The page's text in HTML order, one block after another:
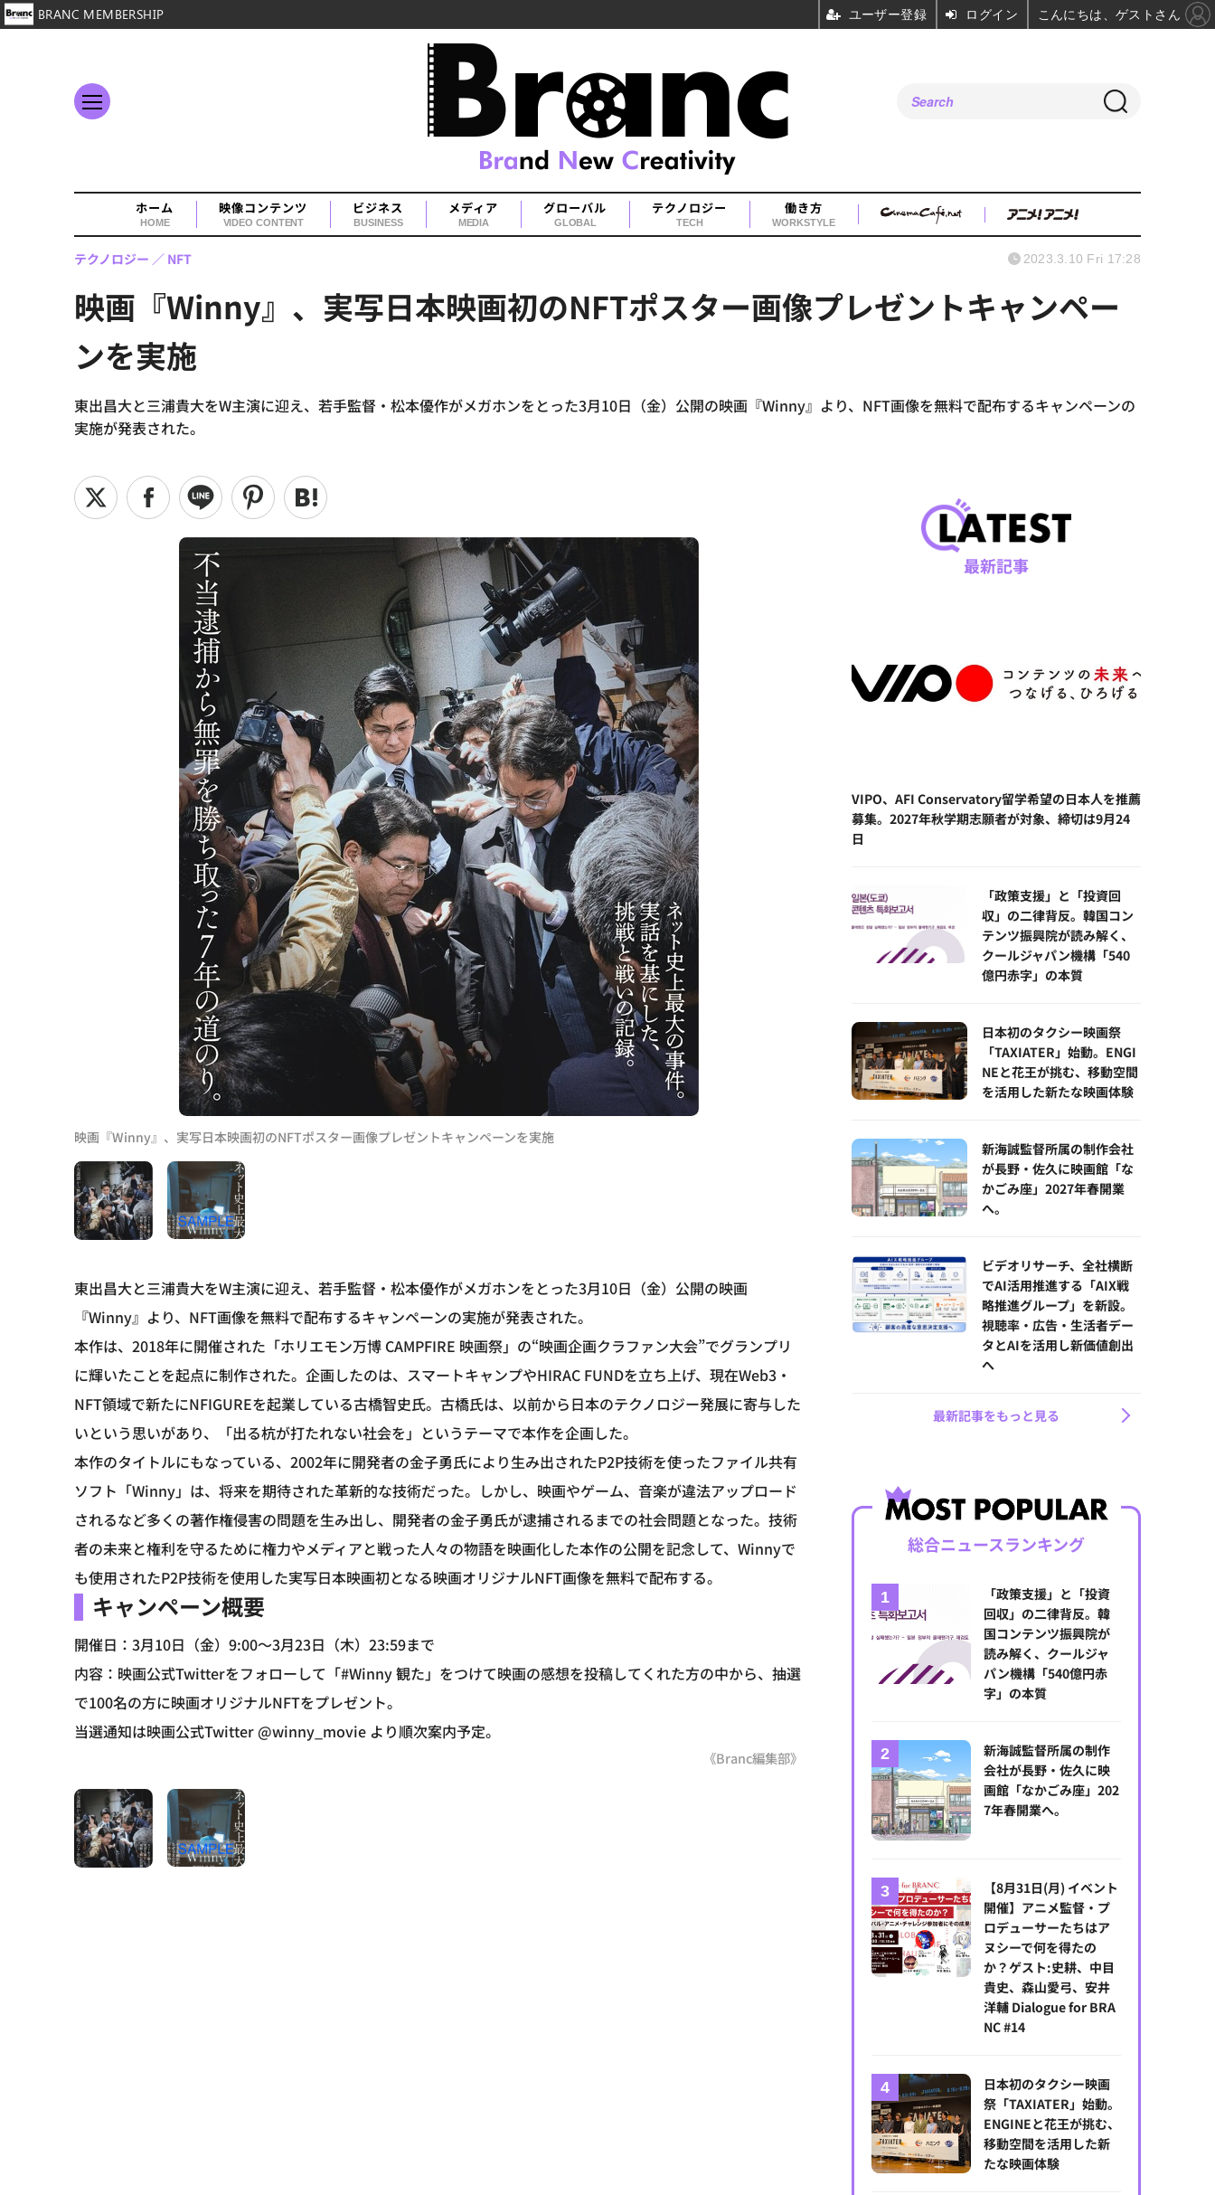
ホーム
HOME
映像コンテンツ
VIDEO CONTENT
ビジネス
BUSINESS
メディア
MEDIA
グローバル
GLOBAL
テクノロジー
TECH
働き方
WORKSTYLE
映画『Winny』、実写日本映画初のNFTポスター画像プレゼントキャンペー
ンを実施
東出昌大と三浦貴大をW主演に迎え、若手監督・松本優作がメガホンをとった3月10日（金）公開の映画『Winny』より、NFT画像を無料で配布するキャンペーンの
実施が発表された。
テクノロジー NFT 2023.3.10 Fri 17:28
映画『Winny』、実写日本映画初のNFTポスター画像プレゼントキャンペーンを実施
東出昌大と三浦貴大をW主演に迎え、若手監督・松本優作がメガホンをとった3月10日（金）公開の映画
『Winny』より、NFT画像を無料で配布するキャンペーンの実施が発表された。
本作は、2018年に開催された「ホリエモン万博 CAMPFIRE 映画祭」の“映画企画クラファン大会”でグランプリ
に輝いたことを起点に制作された。企画したのは、スマートキャンプやHIRAC FUNDを立ち上げ、現在Web3・
NFT領域で新たにNFIGUREを起業している古橋智史氏。古橋氏は、以前から日本のテクノロジー発展に寄与した
いという思いがあり、「出る杭が打たれない社会を」というテーマで本作を企画した。
本作のタイトルにもなっている、2002年に開発者の金子勇氏により生み出されたP2P技術を使ったファイル共有
ソフト「Winny」は、将来を期待された革新的な技術だった。しかし、映画やゲーム、音楽が違法アップロード
されるなど多くの著作権侵害の問題を生み出し、開発者の金子勇氏が逮捕されるまでの社会問題となった。技術
者の未来と権利を守るために権力やメディアと戦った人々の物語を映画化した本作の公開を記念して、Winnyで
も使用されたP2P技術を使用した実写日本映画初となる映画オリジナルNFT画像を無料で配布する。
キャンペーン概要
開催日：3月10日（金）9:00～3月23日（木）23:59まで
内容：映画公式Twitterをフォローして「#Winny 観た」をつけて映画の感想を投稿してくれた方の中から、抽選
で100名の方に映画オリジナルNFTをプレゼント。
当選通知は映画公式Twitter @winny_movie より順次案内予定。
《Branc編集部》
最新記事
VIPO、AFI Conservatory留学希望の日本人を推薦
募集。2027年秋学期志願者が対象、締切は9月24
日
「政策支援」と「投資回
収」の二律背反。韓国コン
テンツ振興院が読み解く、
クールジャパン機構「540
億円赤字」の本質
日本初のタクシー映画祭
「TAXIATER」始動。ENGI
NEと花王が挑む、移動空間
を活用した新たな映画体験
新海誠監督所属の制作会社
が長野・佐久に映画館「な
かごみ座」2027年春開業
へ。
ビデオリサーチ、全社横断
でAI活用推進する「AIX戦
略推進グループ」を新設。
視聴率・広告・生活者デー
タとAIを活用し新価値創出
へ
最新記事をもっと見る
総合ニュースランキング
「政策支援」と「投資
回収」の二律背反。韓
国コンテンツ振興院が
読み解く、クールジャ
パン機構「540億円赤
字」の本質
新海誠監督所属の制作
会社が長野・佐久に映
画館「なかごみ座」202
7年春開業へ。
【8月31日(月) イベント
開催】アニメ監督・プ
ロデューサーたちはア
ヌシーで何を得たの
か？ゲスト:史耕、中目
貴史、森山愛弓、安井
洋輔 Dialogue for BRA
NC #14
日本初のタクシー映画
祭「TAXIATER」始動。
ENGINEと花王が挑む、
移動空間を活用した新
たな映画体験
BRANC MEMBERSHIP ユーザー登録 ログイン こんにちは、ゲストさん